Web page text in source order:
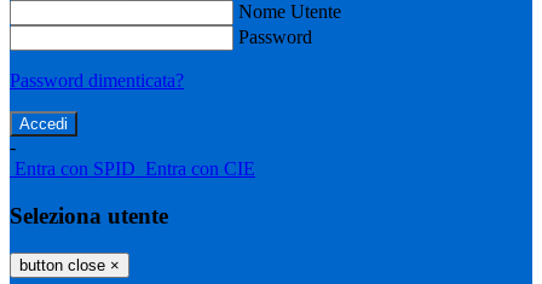
Nome Utente
Password
Password dimenticata?
-
Entra con SPID Entra con CIE
Seleziona utente
button close ×